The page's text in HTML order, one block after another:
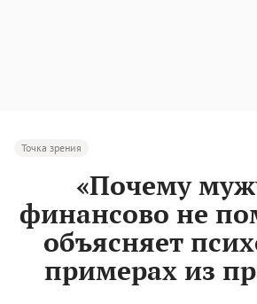
Точка зрения
«Почему
финансово не
объясняет
примерах из